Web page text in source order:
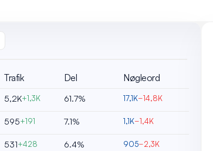
Trafik Del Nøgleord
5,2K+1,3K 61.7% 17,1K−14,8K
595+191 7.1% 1,1K−1,4K
531+428 6.4% 905−2,3K